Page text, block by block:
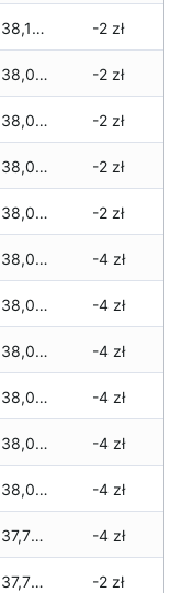
38,175 zł -2 zł
38,075 zł -2 zł
38,075 zł -2 zł
38,075 zł -2 zł
38,075 zł -2 zł
38,020 zł -4 zł
38,020 zł -4 zł
38,020 zł -4 zł
38,020 zł -4 zł
38,020 zł -4 zł
38,020 zł -4 zł
37,765 zł -4 zł
37,765 zł -2 zł